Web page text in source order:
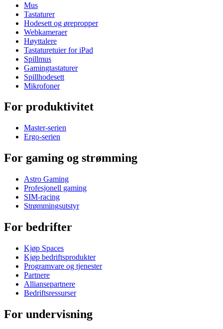
Mus
Tastaturer
Hodesett og ørepropper
Webkameraer
Høyttalere
Tastaturetuier for iPad
Spillmus
Gamingtastaturer
Spillhodesett
Mikrofoner
For produktivitet
Master-serien
Ergo-serien
For gaming og strømming
Astro Gaming
Profesjonell gaming
SIM-racing
Strømmingsutstyr
For bedrifter
Kjøp Spaces
Kjøp bedriftsprodukter
Programvare og tjenester
Partnere
Alliansepartnere
Bedriftsressurser
For undervisning